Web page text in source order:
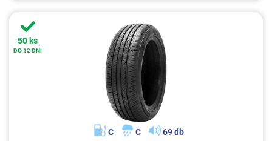
50 ks
DO 12 DNÍ
C C 69 db